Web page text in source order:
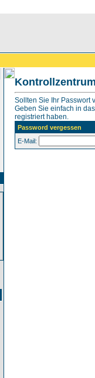
Sollten Sie Ihr Passwort
Geben Sie einfach in
registriert haben.
Password vergessen
E-Mail: